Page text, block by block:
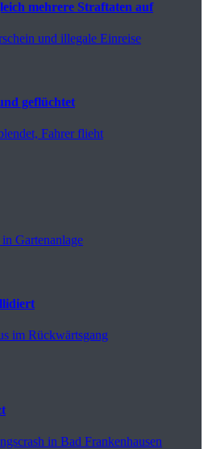
mehrere Straftaten auf
und illegale Einreise
geflüchtet
Fahrer flieht
Gartenanlage
im Rückwärtsgang
in Bad Frankenhausen